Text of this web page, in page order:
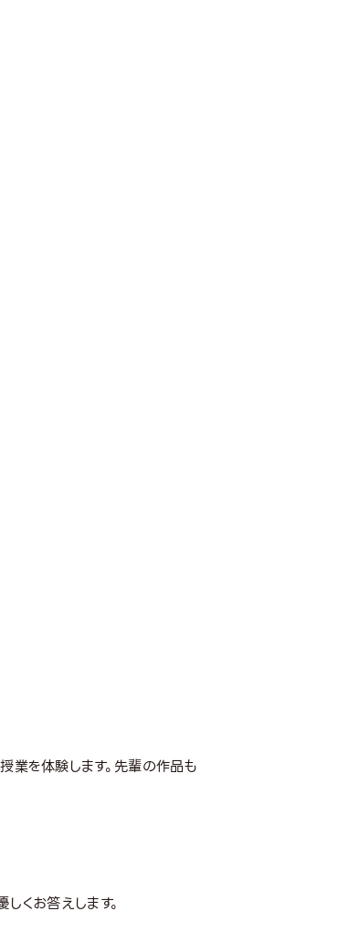
業を体験します。先輩の作品も
くお答えします。